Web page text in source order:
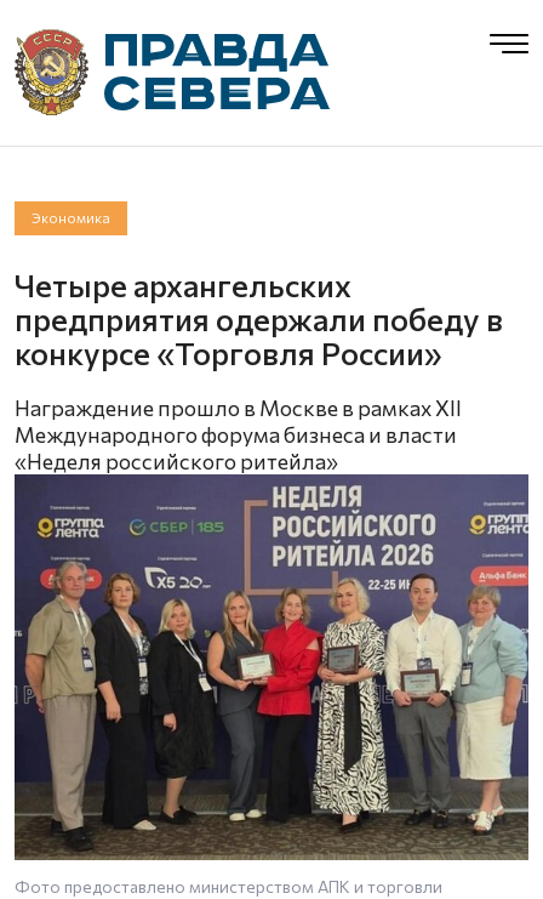
Экономика
Четыре архангельских
предприятия одержали победу в
конкурсе «Торговля России»
Награждение прошло в Москве в рамках XII
Международного форума бизнеса и власти
«Неделя российского ритейла»
Фото предоставлено министерством АПК и торговли